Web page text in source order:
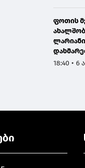
ფოთის
18:40 • 6